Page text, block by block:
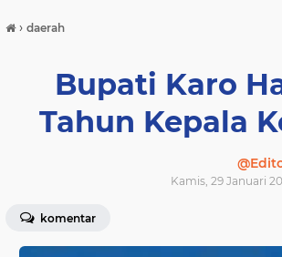
› daerah
Bupati Karo
Tahun Kepala
Kamis, 29 Januari
komentar